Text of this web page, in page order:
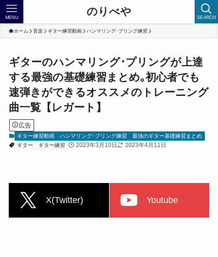
のりべや SEARCH
MENU
ホーム 音楽 ギター練習動画 ハンマリング･プリング練習
ギターのハンマリング･プリングが上達
する最強の基礎練習まとめ｡初心者でも
速弾きができるオススメのトレーニング
曲一覧【レガート】
広告
ギター練習動画 ハンマリング･プリング練習
最強のギター基礎練習まとめ
ギター
ギター練習 2023年3月10日 2023年4月11日
X(Twitter) Youtube